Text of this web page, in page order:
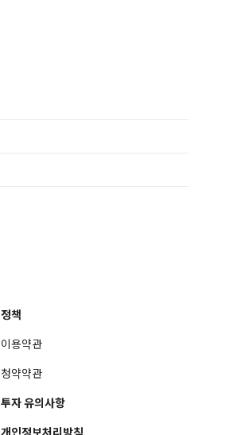
정책
이용약관
청약약관
투자 유의사항